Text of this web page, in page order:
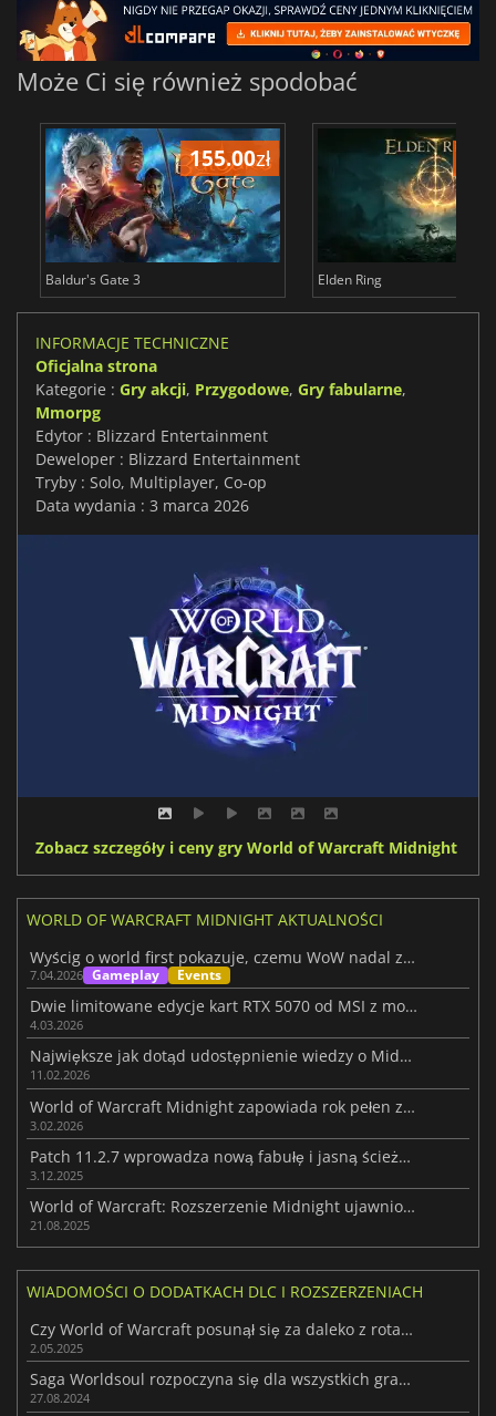
Może Ci się również spodobać
155.00zł
Baldur's Gate 3 Elden Ring
INFORMACJE TECHNICZNE
Oficjalna strona
Kategorie : Gry akcji, Przygodowe, Gry fabularne,
Mmorpg
Edytor : Blizzard Entertainment
Deweloper : Blizzard Entertainment
Tryby : Solo, Multiplayer, Co-op
Data wydania : 3 marca 2026
Zobacz szczegóły i ceny gry World of Warcraft Midnight
WORLD OF WARCRAFT MIDNIGHT AKTUALNOŚCI
Wyścig o world first pokazuje, czemu WoW nadal zaskakuje graczy
7.04.2026 Gameplay Events
Dwie limitowane edycje kart RTX 5070 od MSI z motywem WoW: Midnight
4.03.2026
Największe jak dotąd udostępnienie wiedzy o Midnight pochodzi od Xal'atath
11.02.2026
World of Warcraft Midnight zapowiada rok pełen zawartości
3.02.2026
Patch 11.2.7 wprowadza nową fabułę i jasną ścieżkę do DLC Midnight
3.12.2025
World of Warcraft: Rozszerzenie Midnight ujawnione na Gamescom 2025
21.08.2025
WIADOMOŚCI O DODATKACH DLC I ROZSZERZENIACH
Czy World of Warcraft posunął się za daleko z rotacją za pomocą jednego przycisku?
2.05.2025
Saga Worldsoul rozpoczyna się dla wszystkich graczy wraz z The War Within
27.08.2024